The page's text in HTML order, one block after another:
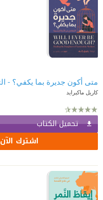
كاريل ماكبرايد
تحميل الكتاب
اشترك الآن